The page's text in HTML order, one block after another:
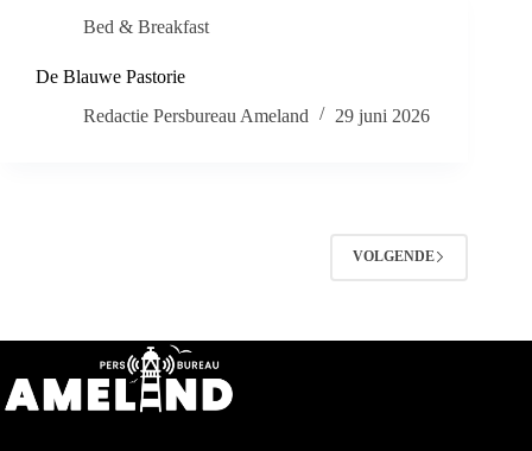
Bed & Breakfast
De Blauwe Pastorie
Redactie Persbureau Ameland
29 juni 2026
VOLGENDE